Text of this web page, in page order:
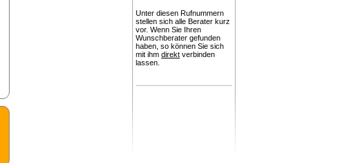
Unter diesen Rufnummern
stellen sich alle Berater kurz
vor. Wenn Sie Ihren
Wunschberater gefunden
haben, so können Sie sich
mit ihm direkt verbinden
lassen.